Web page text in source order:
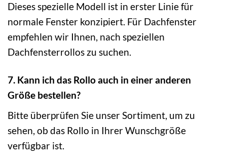
Dieses spezielle Modell ist in erster Linie für
normale Fenster konzipiert. Für Dachfenster
empfehlen wir Ihnen, nach speziellen
Dachfensterrollos zu suchen.
7. Kann ich das Rollo auch in einer anderen
Größe bestellen?
Bitte überprüfen Sie unser Sortiment, um zu
sehen, ob das Rollo in Ihrer Wunschgröße
verfügbar ist.